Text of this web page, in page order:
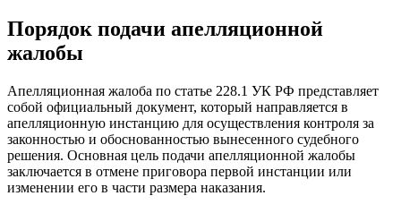
Порядок подачи апелляционной
жалобы
Апелляционная жалоба по статье 228.1 УК РФ представляет
собой официальный документ, который направляется в
апелляционную инстанцию для осуществления контроля за
законностью и обоснованностью вынесенного судебного
решения. Основная цель подачи апелляционной жалобы
заключается в отмене приговора первой инстанции или
изменении его в части размера наказания.